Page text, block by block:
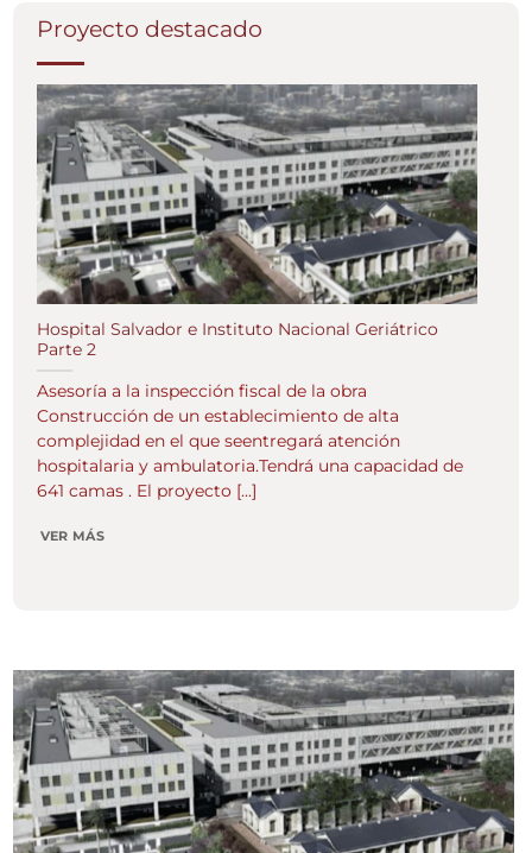
Proyecto destacado
Hospital Salvador e Instituto Nacional Geriátrico
Parte 2
Asesoría a la inspección fiscal de la obra
Construcción de un establecimiento de alta
complejidad en el que seentregará atención
hospitalaria y ambulatoria.Tendrá una capacidad de
641 camas . El proyecto [...]
VER MÁS